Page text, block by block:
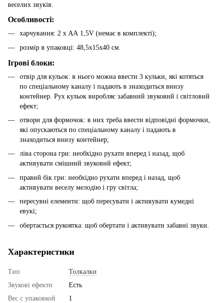
веселих звуків.
Особливості:
харчування: 2 х АА 1,5V (немає в комплекті);
розмір в упаковці: 48,5х15х40 см.
Ігрові блоки:
отвір для кульок: в нього можна ввести 3 кульки, які котяться
по спеціальному каналу і падають в знаходиться внизу
контейнер. Рух кульок виробляє забавний звуковий і світловий
ефект;
отвори для формочок: в них треба ввести відповідні формочки,
які опускаються по спеціальному каналу і падають в
знаходиться внизу контейнер;
ліва сторона гри: необхідно рухати вперед і назад, щоб
активувати смішний звуковий ефект;
правий бік гри: необхідно рухати вперед і назад, щоб
активувати веселу мелодію і гру світла;
пересувні елементи: щоб пересувати і активувати кумедні
евукі;
обертається рукоятка: щоб обертати і активувати забавні звуки.
Характеристики
Тип
Толкалки
Звукові ефекти
Есть
Вес с упаковкой
1